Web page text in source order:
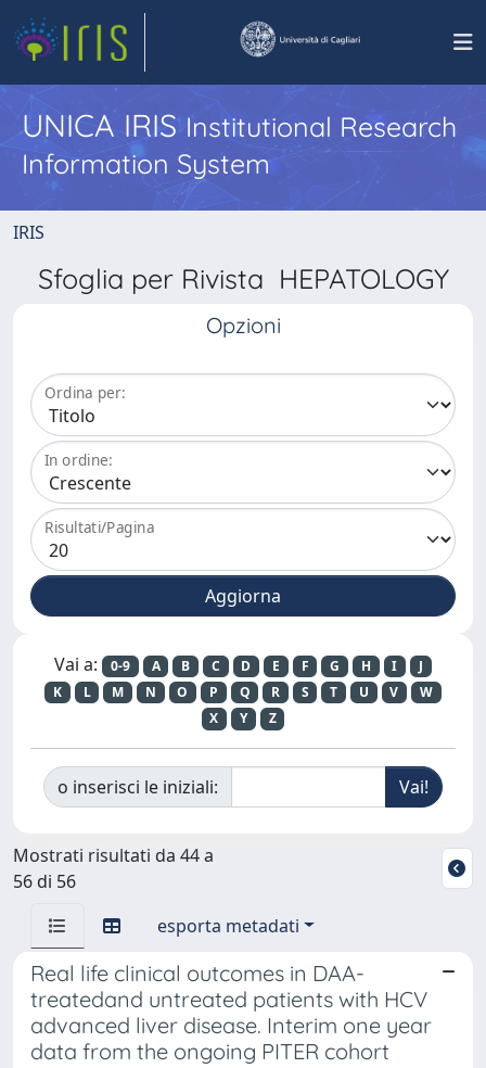
UNICA IRISInstitutional Research
Information System
IRIS
Sfoglia per Rivista HEPATOLOGY
Opzioni
Ordina per:
In ordine:
Risultati/Pagina
Vai a: 0-9 A B C D E F G H I
J
K
L M N O P Q R S T U V
W
X
Y Z
o inserisci le iniziali:
Mostrati risultati da 44 a
56 di 56
esporta metadati
Real life clinical outcomes in DAA-
treatedand untreated patients with HCV
advanced liver disease. Interim one year
data from the ongoing PITER cohort